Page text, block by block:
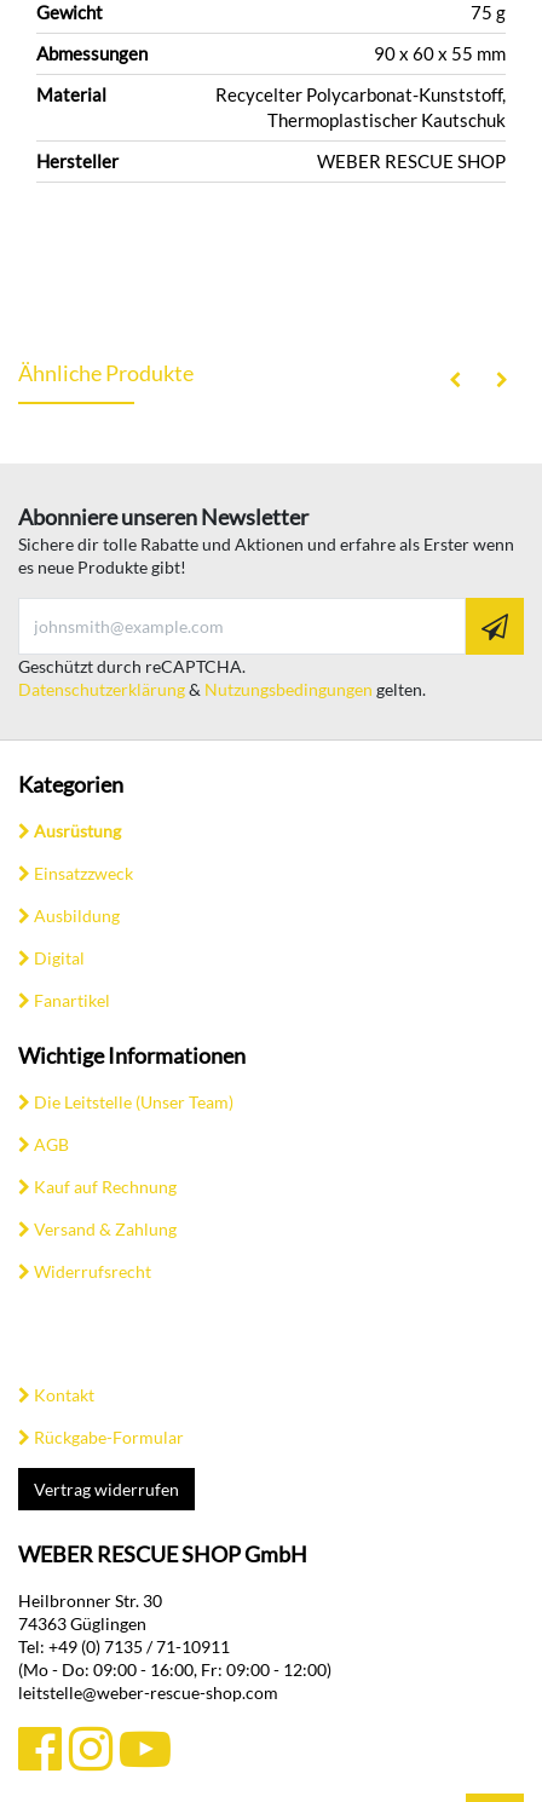
Gewicht
75 g
Abmessungen
90 x 60 x 55 mm
Material
Recycelter Polycarbonat-Kunststoff,
Thermoplastischer Kautschuk
Hersteller
WEBER RESCUE SHOP
Ähnliche Produkte
Abonniere unseren Newsletter
Sichere dir tolle Rabatte und Aktionen und erfahre als Erster wenn
es neue Produkte gibt!
Geschützt durch reCAPTCHA.
Datenschutzerklärung& Nutzungsbedingungen gelten.
Kategorien
Ausrüstung
Einsatzzweck
Ausbildung
Digital
Fanartikel
Wichtige Informationen
Die Leitstelle (Unser Team)
AGB
Kauf auf Rechnung
Versand & Zahlung
Widerrufsrecht
Kontakt
Rückgabe-Formular
Vertrag widerrufen
WEBER RESCUE SHOP GmbH
Heilbronner Str. 30
74363 Güglingen
Tel: +49 (0) 7135 / 71-10911
(Mo - Do: 09:00 - 16:00, Fr: 09:00 - 12:00)
leitstelle@weber-rescue-shop.com